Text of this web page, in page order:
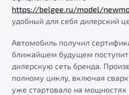
Элегантный и практичный седан
от 1 699 990 ₽*
Обзор В наличии
Узнайте о специальных выгодах
автомобиля Belgee
Подробно
https://belgee.ru/model/
удобный для себя дилерский
Автомобиль получил
ближайшем будущем
дилерскую сеть бренда.
полному циклу, включая
уже стартовало на мощностях